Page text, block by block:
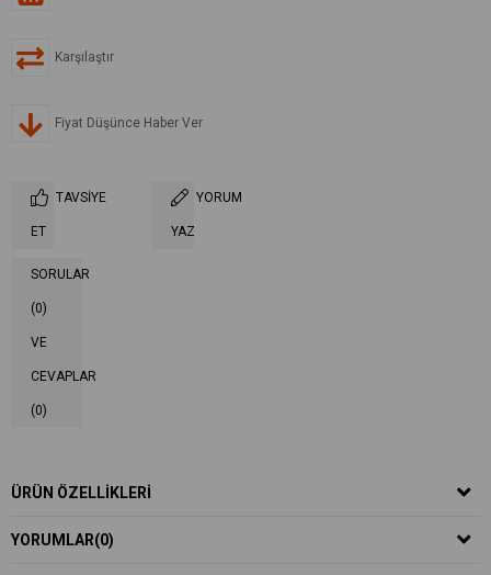
Karşılaştır
Fiyat Düşünce Haber Ver
TAVSIYE
ET
YORUM
YAZ
SORULAR
(0)
VE
CEVAPLAR
(0)
ÜRÜN ÖZELLIKLERI
YORUMLAR(0)